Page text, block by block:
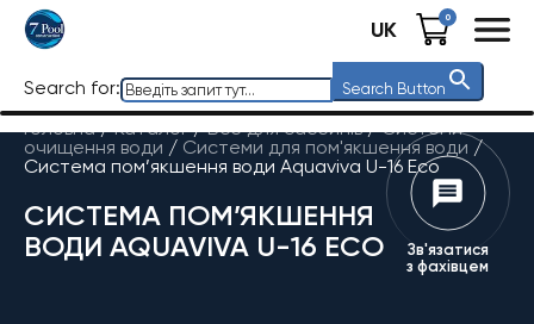
UK 0
Search for: Search Button
Головна / Каталог/Все для басейнів/Системи
очищення води / Системи для пом'якшення води /
Система пом’якшення води Aquaviva U-16 Eco
СИСТЕМА ПОМ’ЯКШЕННЯ
ВОДИ AQUAVIVA U-16 ECO
Зв'язатися
з фахівцем